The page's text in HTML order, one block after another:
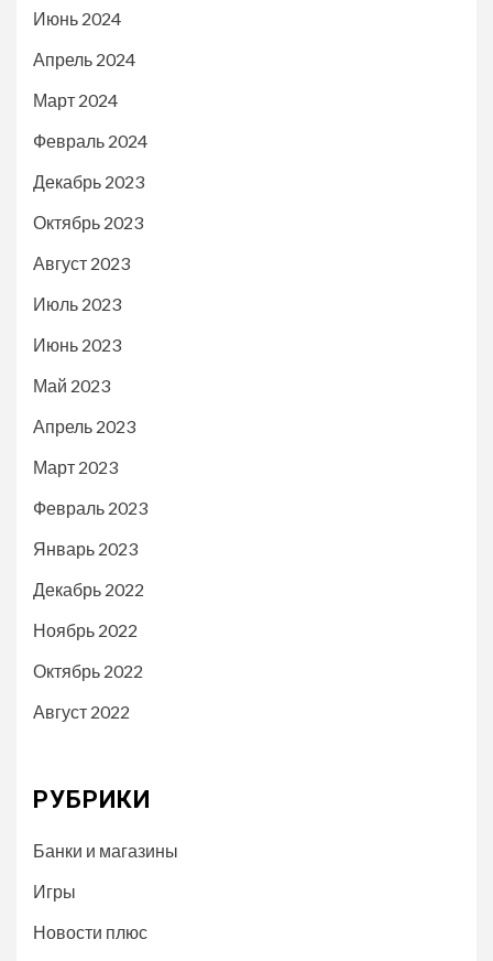
Июнь 2024
Апрель 2024
Март 2024
Февраль 2024
Декабрь 2023
Октябрь 2023
Август 2023
Июль 2023
Июнь 2023
Май 2023
Апрель 2023
Март 2023
Февраль 2023
Январь 2023
Декабрь 2022
Ноябрь 2022
Октябрь 2022
Август 2022
РУБРИКИ
Банки и магазины
Игры
Новости плюс